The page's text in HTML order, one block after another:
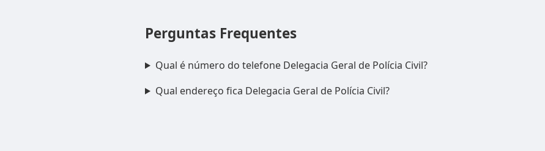
Perguntas Frequentes
Qual é número do telefone Delegacia Geral de Polícia Civil?
Qual endereço fica Delegacia Geral de Polícia Civil?